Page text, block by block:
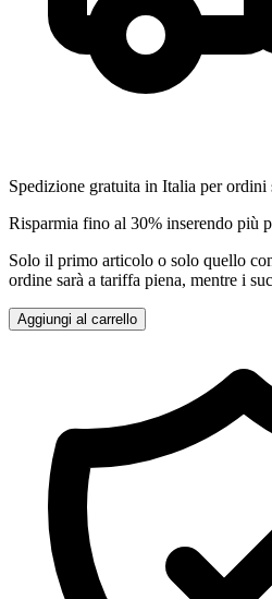
Spedizione gratuita in Italia per ordini
Risparmia fino al 30% inserendo più
Solo il primo articolo o solo quello
ordine sarà a tariffa piena, mentre i
Aggiungi al carrello